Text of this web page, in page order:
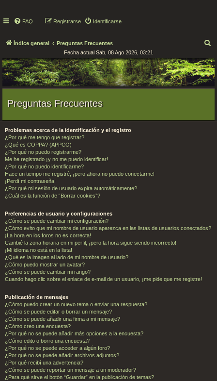
FAQ Identificarse
Registrarse
Índice general Preguntas Frecuentes
s
c
a
Fecha actual Sab, 08 Ago 2026, 03:21
Preguntas Frecuentes
Problemas acerca de la identificación y el registro
¿Por qué me tengo que registrar?
¿Qué es COPPA? (APPCO)
¿Por qué no puedo registrarme?
Me he registrado ¡y no me puedo identificar!
¿Por qué no puedo identificarme?
Hace un tiempo me registré, ¡pero ahora no puedo conectarme!
¡Perdí mi contraseña!
¿Por qué mi sesión de usuario expira automáticamente?
¿Cuál es la función de “Borrar cookies”?
Preferencias de usuario y configuraciones
¿Cómo se puede cambiar mi configuración?
¿Cómo evito que mi nombre de usuario aparezca en las listas de usuarios conectados?
¡La hora en los foros no es correcta!
Cambié la zona horaria en mi perfil, ¡pero la hora sigue siendo incorrecto!
¡Mi idioma no está en la lista!
¿Qué es la imagen al lado de mi nombre de usuario?
¿Cómo puedo mostrar un avatar?
¿Cómo se puede cambiar mi rango?
Cuando hago clic sobre el enlace de e-mail de un usuario, ¡me pide que me registre!
Publicación de mensajes
¿Cómo puedo crear un nuevo tema o enviar una respuesta?
¿Cómo se puede editar o borrar un mensaje?
¿Cómo se puede añadir una firma a mi mensaje?
¿Cómo creo una encuesta?
¿Por qué no se puede añadir más opciones a la encuesta?
¿Cómo edito o borro una encuesta?
¿Por qué no se puede acceder a algún foro?
¿Por qué no se puede añadir archivos adjuntos?
¿Por qué recibí una advertencia?
¿Cómo se puede reportar un mensaje a un moderador?
¿Para qué sirve el botón “Guardar” en la publicación de temas?